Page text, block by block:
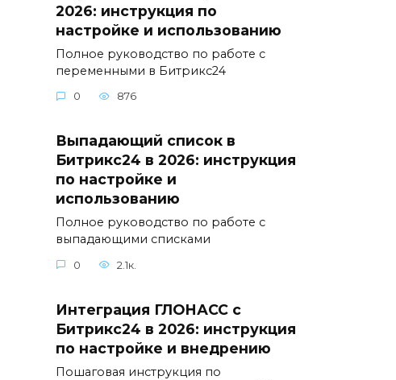
2026: инструкция по
настройке и использованию
Полное руководство по работе с
переменными в Битрикс24
0 876
Выпадающий список в
Битрикс24 в 2026: инструкция
по настройке и
использованию
Полное руководство по работе с
выпадающими списками
0 2.1к.
Интеграция ГЛОНАСС с
Битрикс24 в 2026: инструкция
по настройке и внедрению
Пошаговая инструкция по